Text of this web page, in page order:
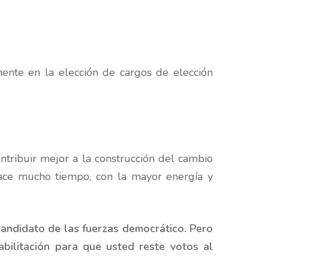
en la elección de cargos de elección
mejor a la construcción del cambio
mucho tiempo, con la mayor energía y
de las fuerzas democrático. Pero
para que usted reste votos al